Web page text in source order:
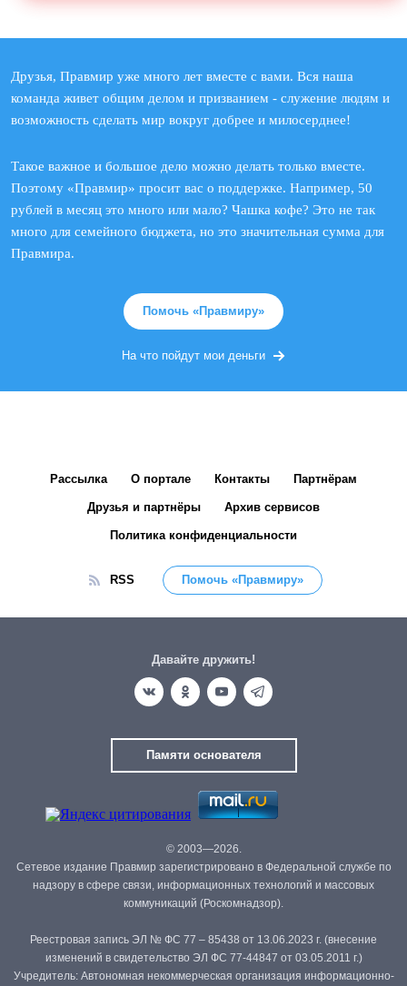
Друзья, Правмир уже много лет вместе с вами. Вся наша
команда живет общим делом и призванием - служение людям и
возможность сделать мир вокруг добрее и милосерднее!
Такое важное и большое дело можно делать только вместе.
Поэтому «Правмир» просит вас о поддержке. Например, 50
рублей в месяц это много или мало? Чашка кофе? Это не так
много для семейного бюджета, но это значительная сумма для
Правмира.
Помочь «Правмиру»
На что пойдут мои деньги
Рассылка О портале Контакты Партнёрам
Друзья и партнёры Архив сервисов
Политика конфиденциальности
RSS Помочь «Правмиру»
Давайте дружить!
Памяти основателя
© 2003—2026.
Сетевое издание Правмир зарегистрировано в Федеральной службе по
надзору в сфере связи, информационных технологий и массовых
коммуникаций (Роскомнадзор).
Реестровая запись ЭЛ № ФС 77 – 85438 от 13.06.2023 г. (внесение
изменений в свидетельство ЭЛ ФС 77-44847 от 03.05.2011 г.)
Учредитель: Автономная некоммерческая организация информационно-